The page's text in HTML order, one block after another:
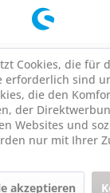
Cookies, die für
erforderlich sind
die den
der
Websites und
nur mit Ihrer
akzeptieren